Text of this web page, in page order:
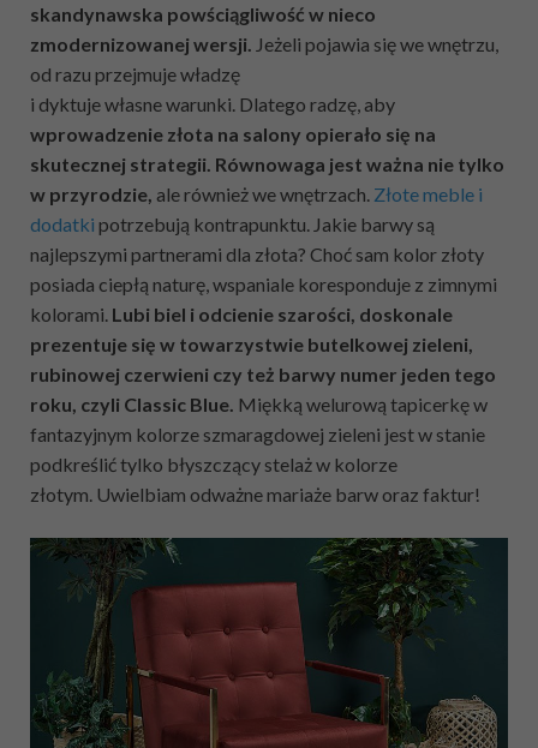
skandynawska powściągliwość w nieco
zmodernizowanej wersji. Jeżeli pojawia się we wnętrzu,
od razu przejmuje władzę
i dyktuje własne warunki. Dlatego radzę, aby
wprowadzenie złota na salony opierało się na
skutecznej strategii. Równowaga jest ważna nie tylko
w przyrodzie, ale również we wnętrzach. Złote meble i
dodatki potrzebują kontrapunktu. Jakie barwy są
najlepszymi partnerami dla złota? Choć sam kolor złoty
posiada ciepłą naturę, wspaniale koresponduje z zimnymi
kolorami. Lubi biel i odcienie szarości, doskonale
prezentuje się w towarzystwie butelkowej zieleni,
rubinowej czerwieni czy też barwy numer jeden tego
roku, czyli Classic Blue. Miękką welurową tapicerkę w
fantazyjnym kolorze szmaragdowej zieleni jest w stanie
podkreślić tylko błyszczący stelaż w kolorze
złotym. Uwielbiam odważne mariaże barw oraz faktur!